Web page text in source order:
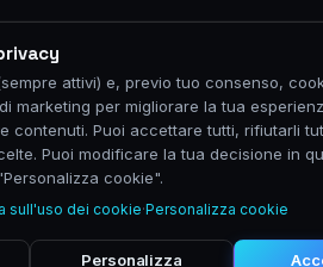
attivi) e, previo tuo consenso,
marketing per migliorare la tua
contenuti. Puoi accettare tutti, rifiutarli
Puoi modificare la tua decisione in
cookie".
sull'uso dei cookie·Personalizza cookie
Personalizza